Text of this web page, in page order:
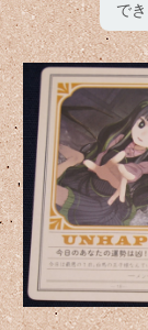
で